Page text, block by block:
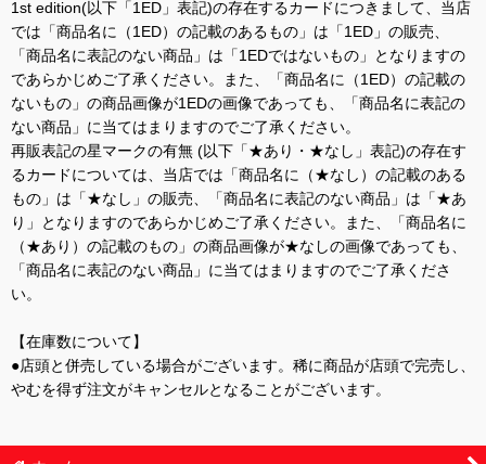
1st edition(以下「1ED」表記)の存在するカードにつきまして、当店
では「商品名に（1ED）の記載のあるもの」は「1ED」の販売、
「商品名に表記のない商品」は「1EDではないもの」となりますの
であらかじめご了承ください。また、「商品名に（1ED）の記載の
ないもの」の商品画像が1EDの画像であっても、「商品名に表記の
ない商品」に当てはまりますのでご了承ください。
再販表記の星マークの有無 (以下「★あり・★なし」表記)の存在す
るカードについては、当店では「商品名に（★なし）の記載のある
もの」は「★なし」の販売、「商品名に表記のない商品」は「★あ
り」となりますのであらかじめご了承ください。また、「商品名に
（★あり）の記載のもの」の商品画像が★なしの画像であっても、
「商品名に表記のない商品」に当てはまりますのでご了承くださ
い。
【在庫数について】
●店頭と併売している場合がございます。稀に商品が店頭で完売し、
やむを得ず注文がキャンセルとなることがございます。